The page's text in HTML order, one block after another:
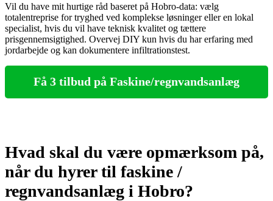
Vil du have mit hurtige råd baseret på Hobro‑data: vælg
totalentreprise for tryghed ved komplekse løsninger eller en lokal
specialist, hvis du vil have teknisk kvalitet og tættere
prisgennemsigtighed. Overvej DIY kun hvis du har erfaring med
jordarbejde og kan dokumentere infiltrationstest.
Få 3 tilbud på Faskine/regnvandsanlæg
Hvad skal du være opmærksom på,
når du hyrer til faskine /
regnvandsanlæg i Hobro?